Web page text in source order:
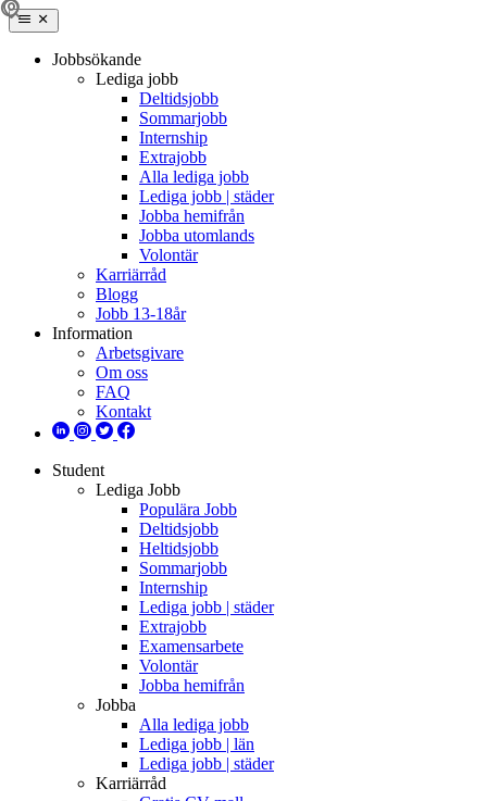
Jobbsökande
Lediga jobb
Deltidsjobb
Sommarjobb
Internship
Extrajobb
Alla lediga jobb
Lediga jobb | städer
Jobba hemifrån
Jobba utomlands
Volontär
Karriärråd
Blogg
Jobb 13-18år
Information
Arbetsgivare
Om oss
FAQ
Kontakt
Student
Lediga Jobb
Populära Jobb
Deltidsjobb
Heltidsjobb
Sommarjobb
Internship
Lediga jobb | städer
Extrajobb
Examensarbete
Volontär
Jobba hemifrån
Jobba
Alla lediga jobb
Lediga jobb | län
Lediga jobb | städer
Karriärråd